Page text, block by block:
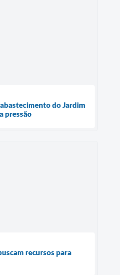
do Jardim
pressão
recursos para